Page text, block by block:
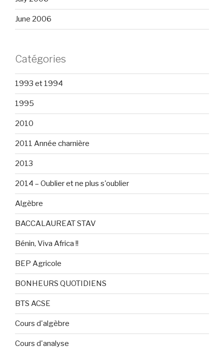
June 2006
Catégories
1993 et 1994
1995
2010
2011 Année charnière
2013
2014 – Oublier et ne plus s'oublier
Algèbre
BACCALAUREAT STAV
Bénin, Viva Africa !!
BEP Agricole
BONHEURS QUOTIDIENS
BTS ACSE
Cours d'algèbre
Cours d'analyse